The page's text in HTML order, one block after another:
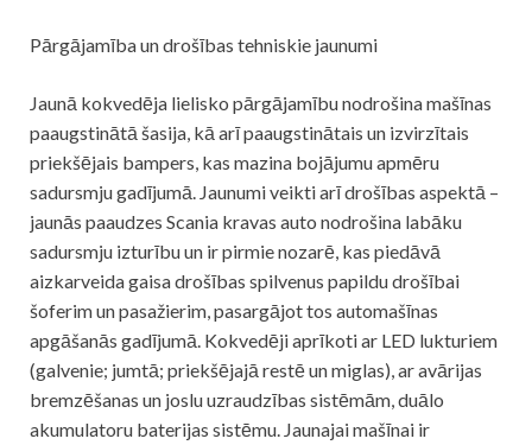
Pārgājamība un drošības tehniskie jaunumi
Jaunā kokvedēja lielisko pārgājamību nodrošina mašīnas
paaugstinātā šasija, kā arī paaugstinātais un izvirzītais
priekšējais bampers, kas mazina bojājumu apmēru
sadursmju gadījumā. Jaunumi veikti arī drošības aspektā –
jaunās paaudzes Scania kravas auto nodrošina labāku
sadursmju izturību un ir pirmie nozarē, kas piedāvā
aizkarveida gaisa drošības spilvenus papildu drošībai
šoferim un pasažierim, pasargājot tos automašīnas
apgāšanās gadījumā. Kokvedēji aprīkoti ar LED lukturiem
(galvenie; jumtā; priekšējajā restē un miglas), ar avārijas
bremzēšanas un joslu uzraudzības sistēmām, duālo
akumulatoru baterijas sistēmu. Jaunajai mašīnai ir